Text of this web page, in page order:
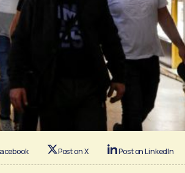
Post on X Post on LinkedIn